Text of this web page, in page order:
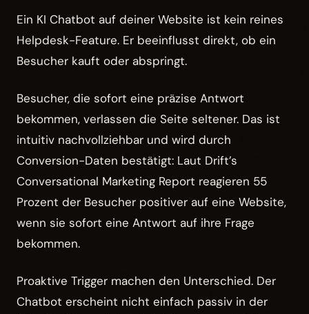
Ein KI Chatbot auf deiner Website ist kein reines
Helpdesk-Feature. Er beeinflusst direkt, ob ein
Besucher kauft oder abspringt.
Besucher, die sofort eine präzise Antwort
bekommen, verlassen die Seite seltener. Das ist
intuitiv nachvollziehbar und wird durch
Conversion-Daten bestätigt: Laut Drift’s
Conversational Marketing Report reagieren 55
Prozent der Besucher positiver auf eine Website,
wenn sie sofort eine Antwort auf ihre Frage
bekommen.
Proaktive Trigger machen den Unterschied. Der
Chatbot erscheint nicht einfach passiv in der